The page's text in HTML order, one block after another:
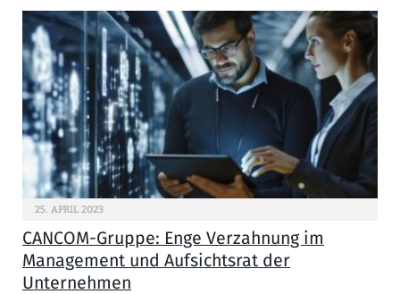
25. APRIL 2023
CANCOM-Gruppe: Enge Verzahnung im
Management und Aufsichtsrat der
Unternehmen